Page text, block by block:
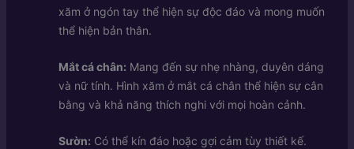
xăm ở ngón tay thể hiện sự độc đáo và mong muốn
thể hiện bản thân.
Mắt cá chân: Mang đến sự nhẹ nhàng, duyên dáng
và nữ tính. Hình xăm ở mắt cá chân thể hiện sự cân
bằng và khả năng thích nghi với mọi hoàn cảnh.
Sườn: Có thể kín đáo hoặc gợi cảm tùy thiết kế.